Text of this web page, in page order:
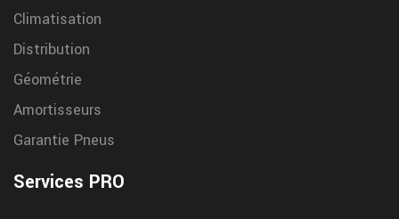
Climatisation
Distribution
Géométrie
Amortisseurs
Garantie Pneus
Services PRO